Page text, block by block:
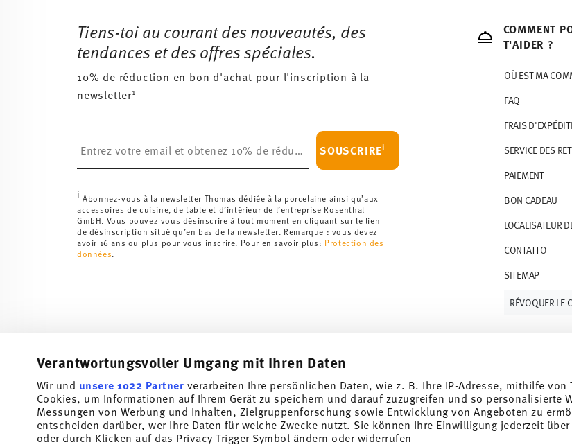
Verantwortungsvoller Umgang mit Ihren Daten
Wir und unsere 1022 Partner verarbeiten Ihre persönlichen Daten, wie z. B. Ihre IP-Adresse, mithilfe von
Cookies, um Informationen auf Ihrem Gerät zu speichern und darauf zuzugreifen und so personalisierte
Messungen von Werbung und Inhalten, Zielgruppenforschung sowie Entwicklung von Angeboten zu
entscheiden darüber, wer Ihre Daten für welche Zwecke nutzt. Sie können Ihre Einwilligung jederzeit
oder durch Klicken auf das Privacy Trigger Symbol ändern oder widerrufen
Tiens-toi au courant des nouveautés, des
tendances et des offres spéciales.
10% de réduction en bon d'achat pour l'inscription à la
newsletter1
SOUSCRIREi
i Abonnez-vous à la newsletter Thomas dédiée à la porcelaine ainsi qu’aux
accessoires de cuisine, de table et d’intérieur de l’entreprise Rosenthal
GmbH. Vous pouvez vous désinscrire à tout moment en cliquant sur le lien
de désinscription situé qu’en bas de la newsletter. Remarque : vous devez
avoir 16 ans ou plus pour vous inscrire. Pour en savoir plus: Protection des
données.
COMMENT
T'AIDER ?
OÙ EST MA
FAQ
FRAIS
SERVICE DES
PAIEMENT
BON CADEAU
LOCALISATEUR
CONTATTO
SITEMAP
RÉVOQUER LE
Abonnez-vous à notre newsletter et recevez une réduction de 10%!
Tiens-toi au courant des nouveautés, des tendances et des
offres spéciales.